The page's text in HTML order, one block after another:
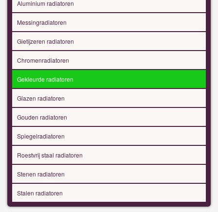
Aluminium radiatoren
Messingradiatoren
Gietijzeren radiatoren
Chromenradiatoren
Gekleurde radiatoren
Glazen radiatoren
Gouden radiatoren
Spiegelradiatoren
Roestvrij staal radiatoren
Stenen radiatoren
Stalen radiatoren